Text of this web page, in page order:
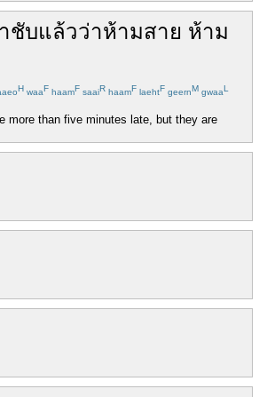
ชับแล้วว่าห้ามสาย ห้าม
H waaF haamF saaiR haamF laehtF geernM gwaaL
more than five minutes late, but they are